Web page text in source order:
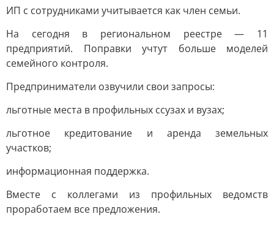
ИП с сотрудниками учитывается как член семьи.
На сегодня в региональном реестре — 11
предприятий. Поправки учтут больше моделей
семейного контроля.
Предприниматели озвучили свои запросы:
льготные места в профильных ссузах и вузах;
льготное кредитование и аренда земельных
участков;
информационная поддержка.
Вместе с коллегами из профильных ведомств
проработаем все предложения.